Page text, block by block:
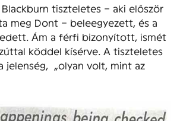
tiszteletes – aki először
meg Dont – beleegyezett, és a
Ám a férfi bizonyított, ismét
köddel kísérve. A tiszteletes
jelenség, „olyan volt, mint az